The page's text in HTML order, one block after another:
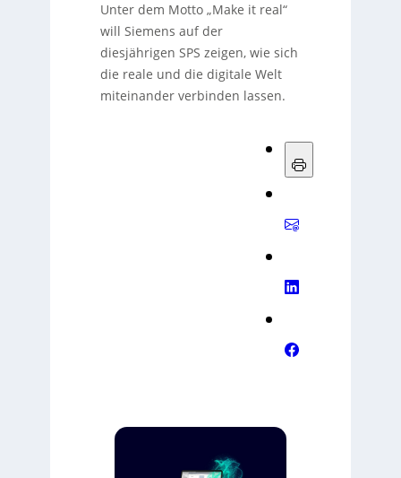
Unter dem Motto „Make it real“
will Siemens auf der
diesjährigen SPS zeigen, wie sich
die reale und die digitale Welt
miteinander verbinden lassen.